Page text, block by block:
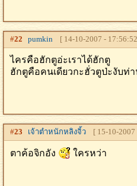
#22 pumkin [ 14-10-2007 -
ไครคือฮักตูอ่ะเราได้ฮักตู
ฮักตูคือคนเดียวกะฮั่วตูป่ะงับท่
#23 เจ้าตำหนักหลิงจิ้ว [ 15-10-2007
ตาค้อจิกอัง ใครหว่า